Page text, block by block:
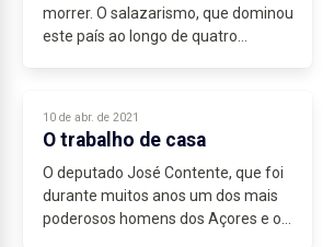
morrer. O salazarismo, que dominou
este país ao longo de quatro
forte...
10 de abr. de 2021
O trabalho de casa
O deputado José Contente, que foi
durante muitos anos um dos mais
poderosos homens dos Açores e o